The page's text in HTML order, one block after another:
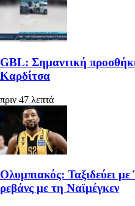
GBL: Σημαντική
Καρδίτσα
πριν 47 λεπτά
Ολυμπιακός: Ταξιδεύει
ρεβάνς με τη Ναϊμέγκεν